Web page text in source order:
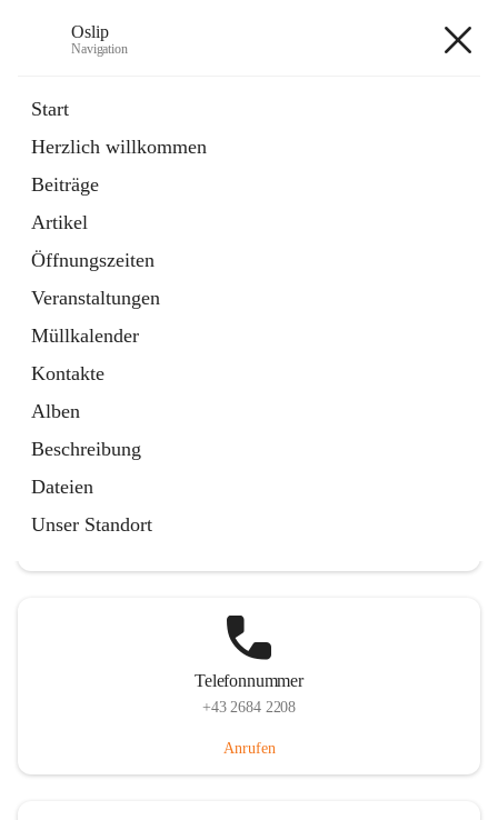
Oslip
Navigation
Start
Herzlich willkommen
Beiträge
Artikel
Öffnungszeiten
Veranstaltungen
Müllkalender
Kontakte
Alben
Beschreibung
Dateien
Unser Standort
Externe Webseite
in
Tab
Bundeskanzleramt Österreich
Externe Webseite
öffnet
in
neuem
Tab
Telefonnummer
+43 2684 2208
Anrufen